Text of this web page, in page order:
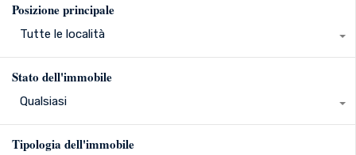
Posizione principale
Tutte le località
Stato dell'immobile
Qualsiasi
Tipologia dell'immobile